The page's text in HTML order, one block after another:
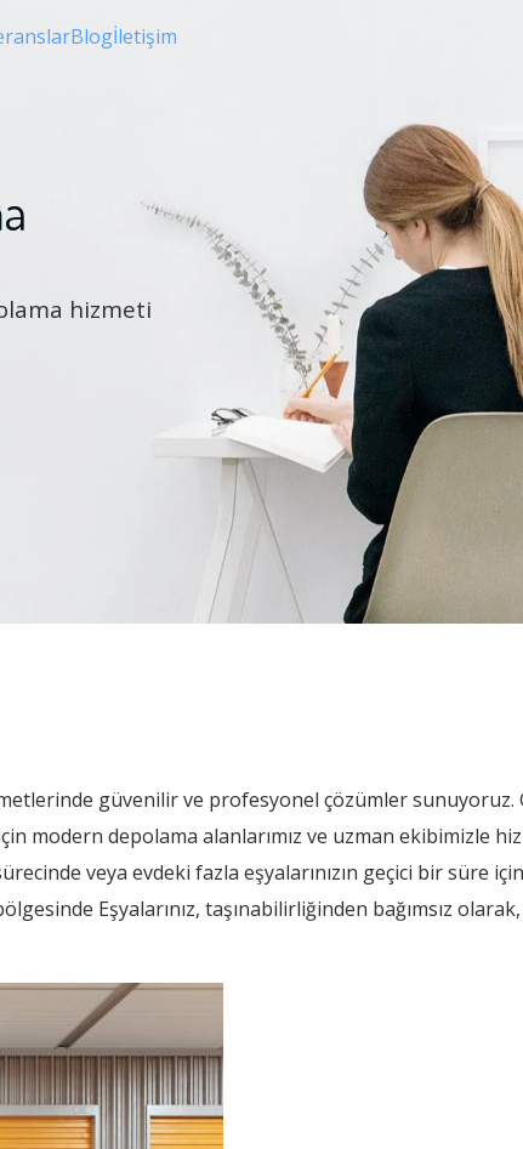
Blogİletişim
hizmeti
güvenilir ve profesyonel çözümler sunuyoruz.
modern depolama alanlarımız ve uzman ekibimizle
veya evdeki fazla eşyalarınızın geçici bir süre
Eşyalarınız, taşınabilirliğinden bağımsız